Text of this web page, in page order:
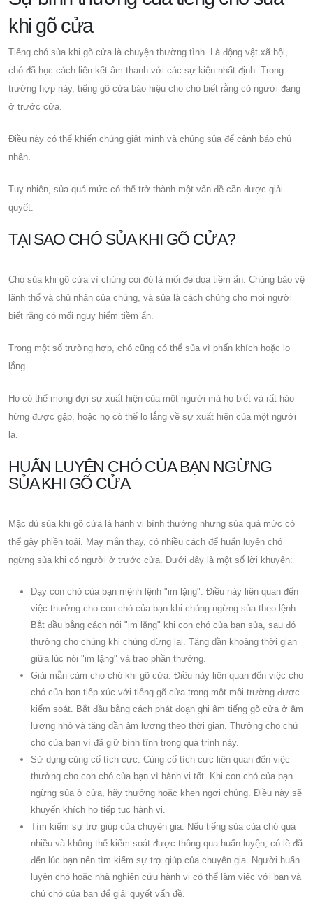
khi gõ cửa
Tiếng chó sủa khi gõ cửa là chuyện thường tình. Là động vật xã hội,
chó đã học cách liên kết âm thanh với các sự kiện nhất định. Trong
trường hợp này, tiếng gõ cửa báo hiệu cho chó biết rằng có người đang
ở trước cửa.
Điều này có thể khiến chúng giật mình và chúng sủa để cảnh báo chủ
nhân.
Tuy nhiên, sủa quá mức có thể trở thành một vấn đề cần được giải
quyết.
TẠI SAO CHÓ SỦA KHI GÕ CỬA?
Chó sủa khi gõ cửa vì chúng coi đó là mối đe dọa tiềm ẩn. Chúng bảo vệ
lãnh thổ và chủ nhân của chúng, và sủa là cách chúng cho mọi người
biết rằng có mối nguy hiểm tiềm ẩn.
Trong một số trường hợp, chó cũng có thể sủa vì phấn khích hoặc lo
lắng.
Họ có thể mong đợi sự xuất hiện của một người mà họ biết và rất hào
hứng được gặp, hoặc họ có thể lo lắng về sự xuất hiện của một người
lạ.
HUẤN LUYỆN CHÓ CỦA BẠN NGỪNG
SỦA KHI GÕ CỬA
Mặc dù sủa khi gõ cửa là hành vi bình thường nhưng sủa quá mức có
thể gây phiền toái. May mắn thay, có nhiều cách để huấn luyện chó
ngừng sủa khi có người ở trước cửa. Dưới đây là một số lời khuyên:
Dạy con chó của bạn mệnh lệnh "im lặng": Điều này liên quan đến
việc thưởng cho con chó của bạn khi chúng ngừng sủa theo lệnh.
Bắt đầu bằng cách nói "im lặng" khi con chó của bạn sủa, sau đó
thưởng cho chúng khi chúng dừng lại. Tăng dần khoảng thời gian
giữa lúc nói "im lặng" và trao phần thưởng.
Giải mẫn cảm cho chó khi gõ cửa: Điều này liên quan đến việc cho
chó của bạn tiếp xúc với tiếng gõ cửa trong một môi trường được
kiểm soát. Bắt đầu bằng cách phát đoạn ghi âm tiếng gõ cửa ở âm
lượng nhỏ và tăng dần âm lượng theo thời gian. Thưởng cho chú
chó của bạn vì đã giữ bình tĩnh trong quá trình này.
Sử dụng củng cố tích cực: Củng cố tích cực liên quan đến việc
thưởng cho con chó của bạn vì hành vi tốt. Khi con chó của bạn
ngừng sủa ở cửa, hãy thưởng hoặc khen ngợi chúng. Điều này sẽ
khuyến khích họ tiếp tục hành vi.
Tìm kiếm sự trợ giúp của chuyên gia: Nếu tiếng sủa của chó quá
nhiều và không thể kiểm soát được thông qua huấn luyện, có lẽ đã
đến lúc bạn nên tìm kiếm sự trợ giúp của chuyên gia. Người huấn
luyện chó hoặc nhà nghiên cứu hành vi có thể làm việc với bạn và
chú chó của bạn để giải quyết vấn đề.